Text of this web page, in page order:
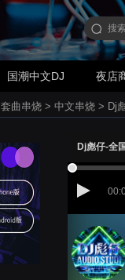
国潮中文DJ 夜店
套曲串烧 > 中文串烧 > Dj
Dj彪仔-全